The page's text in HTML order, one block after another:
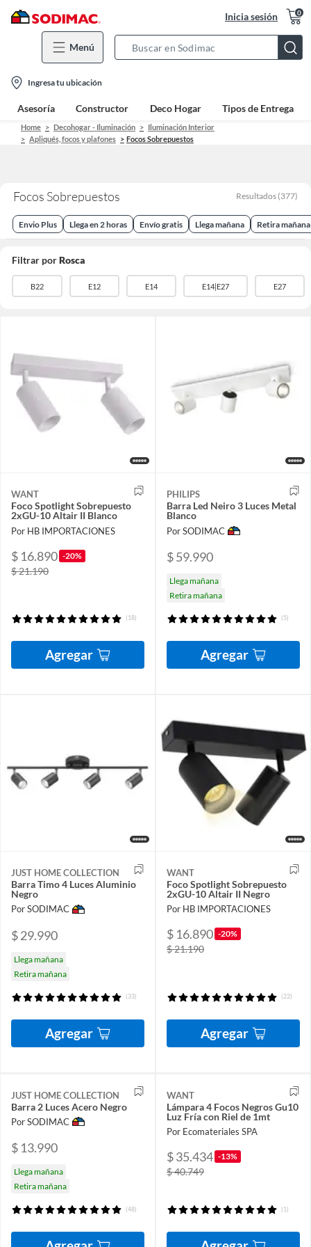
Inicia sesión 0
Menú
Bar
location-
icon
Ingresa tu ubicación
Asesoría Constructor Deco Hogar Tipos de Entrega
Home Decohogar - Iluminación
Iluminación Interior
Apliqués, focos y plafones
Focos Sobrepuestos
Focos Sobrepuestos Resultados (377)
Envio Plus Llega en 2 horas Envío gratis Llega mañana Retira mañana
Filtrar porRosca
B22 E12 E14 E14|E27 E27
WANT
Foco Spotlight Sobrepuesto
2xGU-10 Altair II Blanco
Por HB IMPORTACIONES
$ 16.890 -20%
$ 21.190
(18)
Agregar
PHILIPS
Barra Led Neiro 3 Luces Metal
Blanco
Por SODIMAC
$ 59.990
Llega mañana
Retira mañana
(5)
Agregar
JUST HOME COLLECTION
Barra Timo 4 Luces Aluminio
Negro
Por SODIMAC
$ 29.990
Llega mañana
Retira mañana
(33)
Agregar
WANT
Foco Spotlight Sobrepuesto
2xGU-10 Altair II Negro
Por HB IMPORTACIONES
$ 16.890 -20%
$ 21.190
(22)
Agregar
JUST HOME COLLECTION
Barra 2 Luces Acero Negro
Por SODIMAC
$ 13.990
Llega mañana
Retira mañana
(48)
WANT
Lámpara 4 Focos Negros Gu10
Luz Fría con Riel de 1mt
Por Ecomateriales SPA
$ 35.434 -13%
$ 40.749
(1)